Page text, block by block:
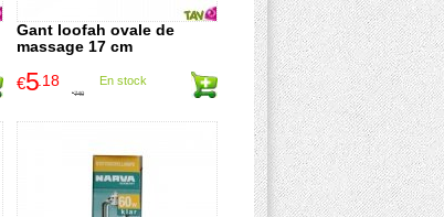
Gant loofah ovale de
massage 17 cm
€7.40
€5.18 En stock